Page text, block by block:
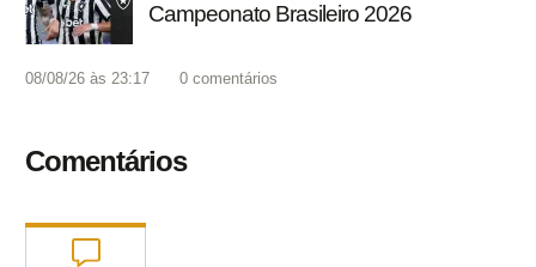
Campeonato Brasileiro 2026
08/08/26 às 23:17 0 comentários
Comentários